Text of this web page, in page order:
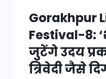
Gorakhpur
Festival-8:
जुटेंगे उदय
त्रिवेदी जैसे